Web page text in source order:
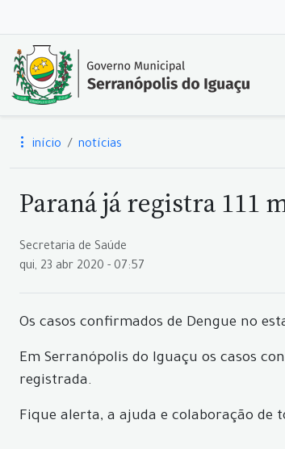
início notícias
Paraná já registra 111
Secretaria de Saúde
qui, 23 abr 2020 - 07:57
Os casos confirmados de Dengue no
Em Serranópolis do Iguaçu os casos
registrada.
Fique alerta, a ajuda e colaboração de